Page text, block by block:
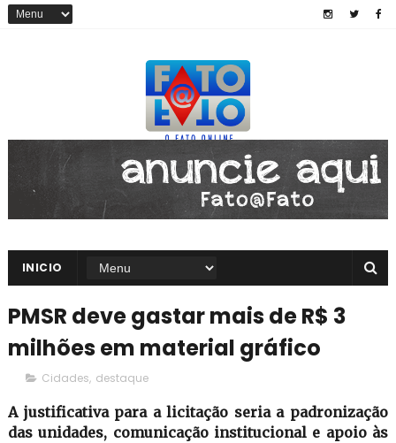
INICIO
PMSR deve gastar mais de R$ 3
milhões em material gráfico
Cidades, destaque
A justificativa para a licitação seria a padronização
das unidades, comunicação institucional e apoio às